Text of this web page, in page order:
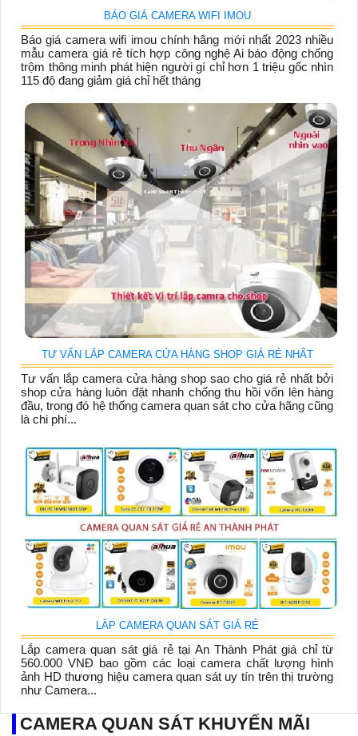
BÁO GIÁ CAMERA WIFI IMOU
Báo giá camera wifi imou chính hãng mới nhất 2023 nhiều
mẫu camera giá rẻ tích hợp công nghệ Ai báo động chống
trộm thông minh phát hiện người gí chỉ hơn 1 triệu gốc nhìn
115 độ đang giảm giá chỉ hết tháng
TƯ VẤN LẮP CAMERA CỬA HÀNG SHOP GIÁ RẺ NHẤT
Tư vấn lắp camera cửa hàng shop sao cho giá rẻ nhất bởi
shop cửa hàng luôn đặt nhanh chống thu hồi vốn lên hàng
đầu, trong đó hệ thống camera quan sát cho cửa hãng cũng
là chi phí...
LẮP CAMERA QUAN SÁT GIÁ RẺ
Lắp camera quan sát giá rẻ tại An Thành Phát giá chỉ từ
560.000 VNĐ bao gồm các loại camera chất lượng hình
ảnh HD thương hiệu camera quan sát uy tín trên thị trường
như Camera...
CAMERA QUAN SÁT KHUYẾN MÃI